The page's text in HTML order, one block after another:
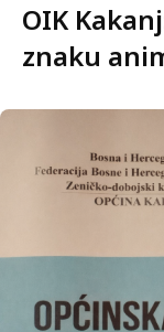
OIK
znaku